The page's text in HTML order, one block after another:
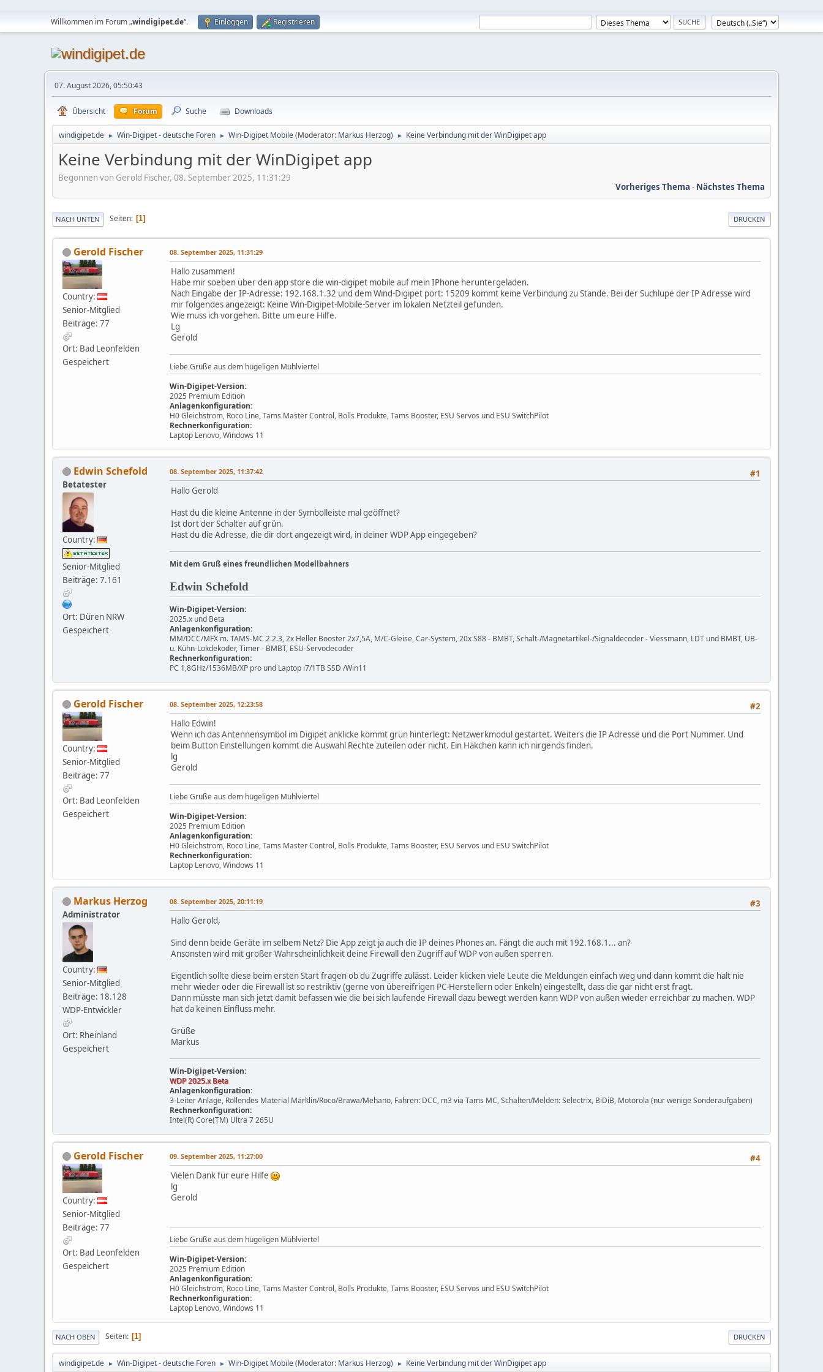
Willkommen im Forum „windigipet.de“. Einloggen Registrieren
07. August 2026, 05:50:43
Übersicht Forum Suche Downloads
windigipet.de ► Win-Digipet - deutsche Foren ► Win-Digipet Mobile(Moderator: Markus Herzog) ► Keine Verbindung mit der WinDigipet app
Keine Verbindung mit der WinDigipet app
Begonnen von Gerold Fischer, 08. September 2025, 11:31:29
Vorheriges Thema - Nächstes Thema
DRUCKEN
NACH UNTEN Seiten 1
Gerold Fischer
Country:
Senior-Mitglied
Beiträge: 77
Ort: Bad Leonfelden
Gespeichert
08. September 2025, 11:31:29
Hallo zusammen!
Habe mir soeben über den app store die win-digipet mobile auf mein IPhone heruntergeladen.
Nach Eingabe der IP-Adresse: 192.168.1.32 und dem Wind-Digipet port: 15209 kommt keine Verbindung zu Stande. Bei der Suchlupe der IP Adresse wird
mir folgendes angezeigt: Keine Win-Digipet-Mobile-Server im lokalen Netzteil gefunden.
Wie muss ich vorgehen. Bitte um eure Hilfe.
Lg
Gerold
Liebe Grüße aus dem hügeligen Mühlviertel
Win-Digipet-Version:
2025 Premium Edition
Anlagenkonfiguration:
H0 Gleichstrom, Roco Line, Tams Master Control, Bolls Produkte, Tams Booster, ESU Servos und ESU SwitchPilot
Rechnerkonfiguration:
Laptop Lenovo, Windows 11
Edwin Schefold
Betatester
Country:
Senior-Mitglied
Beiträge: 7.161
Ort: Düren NRW
Gespeichert
#1
08. September 2025, 11:37:42
Hallo Gerold
Hast du die kleine Antenne in der Symbolleiste mal geöffnet?
Ist dort der Schalter auf grün.
Hast du die Adresse, die dir dort angezeigt wird, in deiner WDP App eingegeben?
Mit dem Gruß eines freundlichen Modellbahners
Edwin Schefold
Win-Digipet-Version:
2025.x und Beta
Anlagenkonfiguration:
MM/DCC/MFX m. TAMS-MC 2.2.3, 2x Heller Booster 2x7,5A, M/C-Gleise, Car-System, 20x S88 - BMBT, Schalt-/Magnetartikel-/Signaldecoder - Viessmann, LDT und BMBT, UB-
u. Kühn-Lokdekoder, Timer - BMBT, ESU-Servodecoder
Rechnerkonfiguration:
PC 1,8GHz/1536MB/XP pro und Laptop i7/1TB SSD /Win11
Gerold Fischer
Country:
Senior-Mitglied
Beiträge: 77
Ort: Bad Leonfelden
Gespeichert
#2
08. September 2025, 12:23:58
Hallo Edwin!
Wenn ich das Antennensymbol im Digipet anklicke kommt grün hinterlegt: Netzwerkmodul gestartet. Weiters die IP Adresse und die Port Nummer. Und
beim Button Einstellungen kommt die Auswahl Rechte zuteilen oder nicht. Ein Häkchen kann ich nirgends finden.
lg
Gerold
Liebe Grüße aus dem hügeligen Mühlviertel
Win-Digipet-Version:
2025 Premium Edition
Anlagenkonfiguration:
H0 Gleichstrom, Roco Line, Tams Master Control, Bolls Produkte, Tams Booster, ESU Servos und ESU SwitchPilot
Rechnerkonfiguration:
Laptop Lenovo, Windows 11
Markus Herzog
Administrator
Country:
Senior-Mitglied
Beiträge: 18.128
WDP-Entwickler
Ort: Rheinland
Gespeichert
#3
08. September 2025, 20:11:19
Hallo Gerold,
Sind denn beide Geräte im selbem Netz? Die App zeigt ja auch die IP deines Phones an. Fängt die auch mit 192.168.1... an?
Ansonsten wird mit großer Wahrscheinlichkeit deine Firewall den Zugriff auf WDP von außen sperren.
Eigentlich sollte diese beim ersten Start fragen ob du Zugriffe zulässt. Leider klicken viele Leute die Meldungen einfach weg und dann kommt die halt nie
mehr wieder oder die Firewall ist so restriktiv (gerne von übereifrigen PC-Herstellern oder Enkeln) eingestellt, dass die gar nicht erst fragt.
Dann müsste man sich jetzt damit befassen wie die bei sich laufende Firewall dazu bewegt werden kann WDP von außen wieder erreichbar zu machen. WDP
hat da keinen Einfluss mehr.
Grüße
Markus
Win-Digipet-Version:
WDP 2025.x Beta
Anlagenkonfiguration:
3-Leiter Anlage, Rollendes Material Märklin/Roco/Brawa/Mehano, Fahren: DCC, m3 via Tams MC, Schalten/Melden: Selectrix, BiDiB, Motorola (nur wenige Sonderaufgaben)
Rechnerkonfiguration:
Intel(R) Core(TM) Ultra 7 265U
Gerold Fischer
Country:
Senior-Mitglied
Beiträge: 77
Ort: Bad Leonfelden
Gespeichert
#4
09. September 2025, 11:27:00
Vielen Dank für eure Hilfe
lg
Gerold
Liebe Grüße aus dem hügeligen Mühlviertel
Win-Digipet-Version:
2025 Premium Edition
Anlagenkonfiguration:
H0 Gleichstrom, Roco Line, Tams Master Control, Bolls Produkte, Tams Booster, ESU Servos und ESU SwitchPilot
Rechnerkonfiguration:
Laptop Lenovo, Windows 11
DRUCKEN
NACH OBEN Seiten 1
windigipet.de ► Win-Digipet - deutsche Foren ► Win-Digipet Mobile(Moderator: Markus Herzog) ► Keine Verbindung mit der WinDigipet app